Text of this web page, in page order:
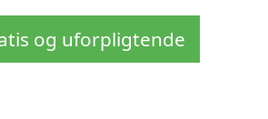
og uforpligtende